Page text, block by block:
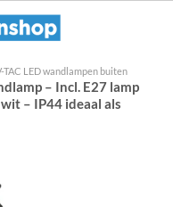
TAC LED wandlampen buiten
– Incl. E27 lamp
– IP44 ideaal als